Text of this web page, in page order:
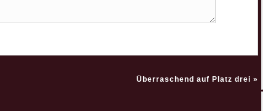
Überraschend auf Platz drei »